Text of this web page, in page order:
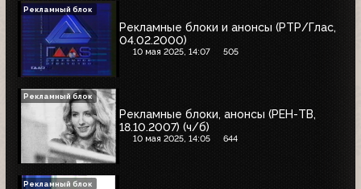
Рекламные блоки и анонсы (РТР/Глас,
04.02.2000)
10 мая 2025, 14:07 505
Рекламный блок
Рекламные блоки, анонсы (РЕН-ТВ,
18.10.2007) (ч/б)
10 мая 2025, 14:05 644
Рекламный блок
Рекламный блок